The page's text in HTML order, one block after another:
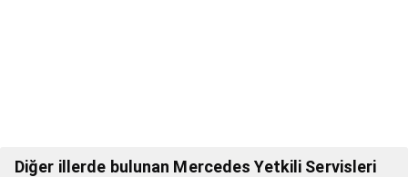
Diğer illerde bulunan Mercedes Yetkili Servisleri